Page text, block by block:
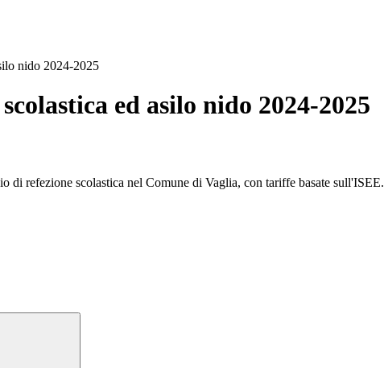
nido 2024-2025
ed asilo nido 2024-2025
di refezione scolastica nel Comune di Vaglia, con tariffe basate sull'ISEE.